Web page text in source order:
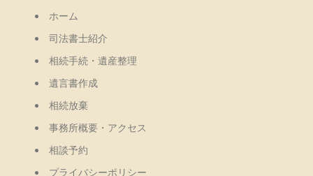
ホーム
司法書士紹介
相続手続・遺産整理
遺言書作成
相続放棄
事務所概要・アクセス
相談予約
プライバシーポリシー